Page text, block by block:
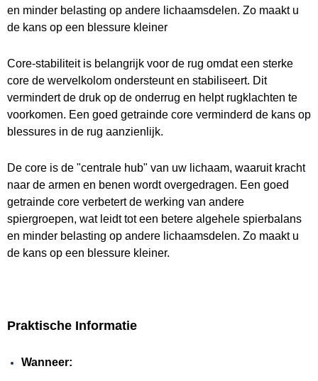
en minder belasting op andere lichaamsdelen. Zo maakt u
de kans op een blessure kleiner
Core-stabiliteit is belangrijk voor de rug omdat een sterke
core de wervelkolom ondersteunt en stabiliseert. Dit
vermindert de druk op de onderrug en helpt rugklachten te
voorkomen. Een goed getrainde core verminderd de kans op
blessures in de rug aanzienlijk.
De core is de "centrale hub" van uw lichaam, waaruit kracht
naar de armen en benen wordt overgedragen. Een goed
getrainde core verbetert de werking van andere
spiergroepen, wat leidt tot een betere algehele spierbalans
en minder belasting op andere lichaamsdelen. Zo maakt u
de kans op een blessure kleiner.
Praktische Informatie
Wanneer: